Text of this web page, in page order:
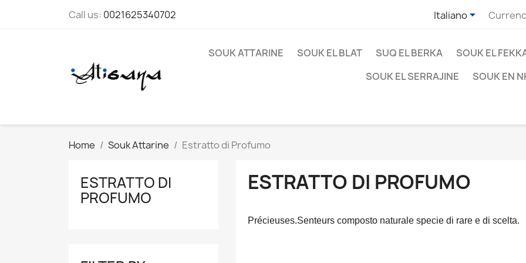
Call us: 0021625340702 Italiano
SOUK ATTARINE SOUK EL BLAT SUQ EL BERKA SOUK EL
SOUK EL SERRAJINE
SOUK EN
Home Souk Attarine Estratto di Profumo
ESTRATTO DI
PROFUMO
ESTRATTO DI PROFUMO
Précieuses.Senteurs composto naturale specie di rare e di scelta.